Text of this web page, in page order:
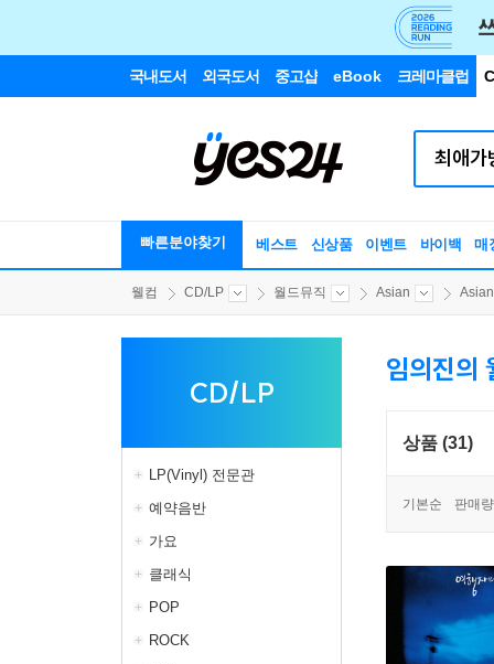
국내도서 외국도서 중고샵 eBook 크레마클럽
빠른분야찾기 베스트 신상품 이벤트 바이백 매
웰컴 CD/LP 월드뮤직 Asian
CD/LP
LP(Vinyl) 전문관
예약음반
가요
클래식
POP
ROCK
임의진의
상품 (31)
기본순 판매